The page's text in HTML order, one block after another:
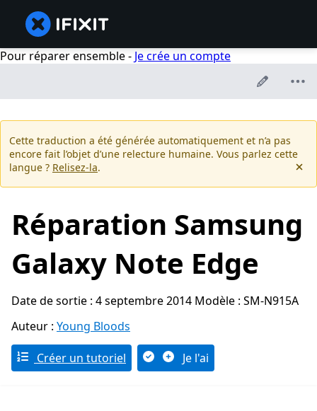
Pour réparer ensemble - Je crée un compte
Cette traduction a été générée automatiquement et n’a pas
encore fait l’objet d’une relecture humaine. Vous parlez cette
langue ? Relisez-la.
Réparation Samsung
Galaxy Note Edge
Date de sortie : 4 septembre 2014 Modèle : SM-N915A
Auteur : Young Bloods
Créer un tutoriel Je l'ai